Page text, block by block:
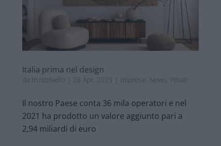
Italia prima nel design
da m.rizzitiello 28 Apr, 2023 Imprese, News, Privati
Il nostro Paese conta 36 mila operatori e nel
2021 ha prodotto un valore aggiunto pari a
2,94 miliardi di euro